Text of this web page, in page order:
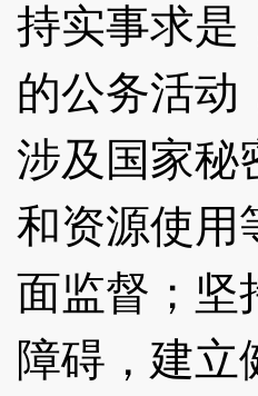
持实事求是
的公务活动
涉及国家秘
和资源使用
面监督；坚
障碍，建立